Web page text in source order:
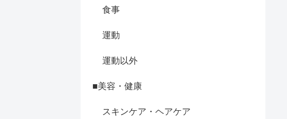
食事
運動
運動以外
■美容・健康
スキンケア・ヘアケア